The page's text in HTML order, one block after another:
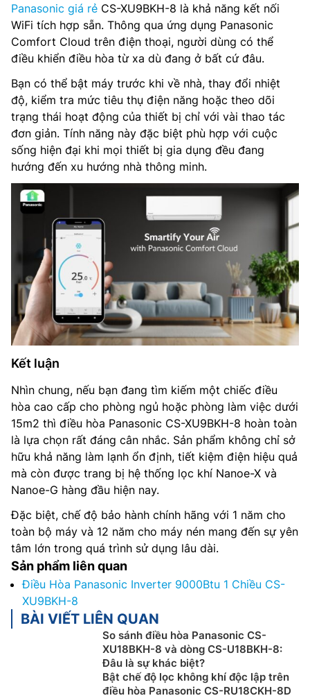
Panasonic giá rẻ CS-XU9BKH-8 là khả năng kết nối
WiFi tích hợp sẵn. Thông qua ứng dụng Panasonic
Comfort Cloud trên điện thoại, người dùng có thể
điều khiển điều hòa từ xa dù đang ở bất cứ đâu.
Bạn có thể bật máy trước khi về nhà, thay đổi nhiệt
độ, kiểm tra mức tiêu thụ điện năng hoặc theo dõi
trạng thái hoạt động của thiết bị chỉ với vài thao tác
đơn giản. Tính năng này đặc biệt phù hợp với cuộc
sống hiện đại khi mọi thiết bị gia dụng đều đang
hướng đến xu hướng nhà thông minh.
Kết luận
Nhìn chung, nếu bạn đang tìm kiếm một chiếc điều
hòa cao cấp cho phòng ngủ hoặc phòng làm việc dưới
15m2 thì điều hòa Panasonic CS-XU9BKH-8 hoàn toàn
là lựa chọn rất đáng cân nhắc. Sản phẩm không chỉ sở
hữu khả năng làm lạnh ổn định, tiết kiệm điện hiệu quả
mà còn được trang bị hệ thống lọc khí Nanoe-X và
Nanoe-G hàng đầu hiện nay.
Đặc biệt, chế độ bảo hành chính hãng với 1 năm cho
toàn bộ máy và 12 năm cho máy nén mang đến sự yên
tâm lớn trong quá trình sử dụng lâu dài.
Sản phẩm liên quan
Điều Hòa Panasonic Inverter 9000Btu 1 Chiều CS-
XU9BKH-8
BÀI VIẾT LIÊN QUAN
So sánh điều hòa Panasonic CS-
XU18BKH-8 và dòng CS-U18BKH-8:
Đâu là sự khác biệt?
Bật chế độ lọc không khí độc lập trên
điều hòa Panasonic CS-RU18CKH-8D